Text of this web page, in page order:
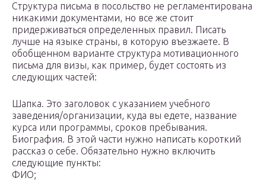
Структура письма в посольство не регламентирована
никакими документами, но все же стоит
придерживаться определенных правил. Писать
лучше на языке страны, в которую въезжаете. В
обобщенном варианте структура мотивационного
письма для визы, как пример, будет состоять из
следующих частей:
Шапка. Это заголовок с указанием учебного
заведения/организации, куда вы едете, название
курса или программы, сроков пребывания.
Биография. В этой части нужно написать короткий
рассказ о себе. Обязательно нужно включить
следующие пункты:
ФИО;